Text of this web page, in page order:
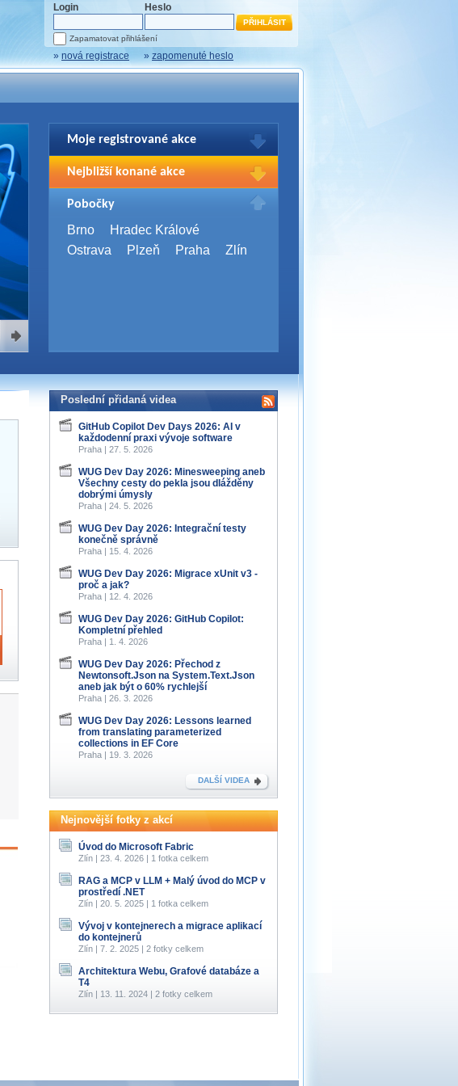
Login Heslo
Zapamatovat přihlášení
» nová registrace » zapomenuté heslo
Moje registrované akce
Pro zobrazení Vašich registrací na akce
se prosím přihlašte.
Nejbližší konané akce
WUG Days 2026
4. 9. 2026,Brno
SQL Server Bootcamp 2026
Pobočky
Brno
Hradec Králové
Ostrava
Plzeň Praha Zlín
Poslední přidaná videa
GitHub Copilot Dev Days 2026: AI v
každodenní praxi vývoje software
Praha | 27. 5. 2026
WUG Dev Day 2026: Minesweeping aneb
Všechny cesty do pekla jsou dlážděny
dobrými úmysly
Praha | 24. 5. 2026
WUG Dev Day 2026: Integrační testy
konečně správně
Praha | 15. 4. 2026
WUG Dev Day 2026: Migrace xUnit v3 -
proč a jak?
Praha | 12. 4. 2026
WUG Dev Day 2026: GitHub Copilot:
Kompletní přehled
Praha | 1. 4. 2026
WUG Dev Day 2026: Přechod z
Newtonsoft.Json na System.Text.Json
aneb jak být o 60% rychlejší
Praha | 26. 3. 2026
WUG Dev Day 2026: Lessons learned
from translating parameterized
collections in EF Core
Praha | 19. 3. 2026
DALŠÍ VIDEA
Nejnovější fotky z akcí
Úvod do Microsoft Fabric
Zlín | 23. 4. 2026 | 1 fotka celkem
RAG a MCP v LLM + Malý úvod do MCP v
prostředí .NET
Zlín | 20. 5. 2025 | 1 fotka celkem
Vývoj v kontejnerech a migrace aplikací
do kontejnerů
Zlín | 7. 2. 2025 | 2 fotky celkem
Architektura Webu, Grafové databáze a
T4
Zlín | 13. 11. 2024 | 2 fotky celkem